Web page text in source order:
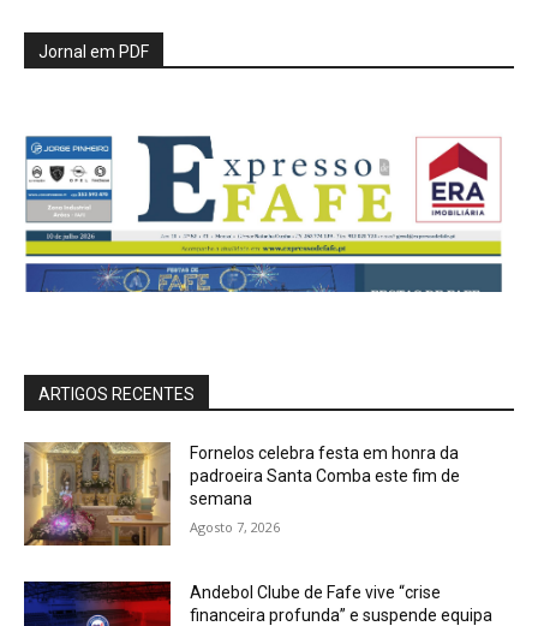
Jornal em PDF
ARTIGOS RECENTES
Fornelos celebra festa em honra da
padroeira Santa Comba este fim de
semana
Agosto 7, 2026
Andebol Clube de Fafe vive “crise
financeira profunda” e suspende equipa